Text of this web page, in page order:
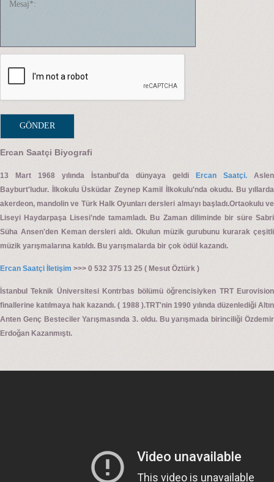
Ercan Saatçi Biyografi
13 Mart 1968 yılında İstanbul'da dünyaya geldi Ercan Saatçi. Aslen
Bayburt'ludur. İlkokulu Üsküdar Zeynep Kamil İlkokulu'nda okudu. Bu yıllarda
akerdeon, mandolin ve Türk Halk Oyunları dersleri almayı başladı.Ortaokulu ve
Liseyi Haydarpaşa Lisesi'nde tamamladı. Bu Zaman diliminde bir süre Sabri
Süha Ansen'den Keman dersleri aldı. Okulun müzik gurubunu kurarak çeşitli
müzik yarışmalarına katıldı. Bu yarışmalarda bir çok ödül kazandı.
Ercan Saatçi İletişim >>> 0 532 375 13 25 ( Mesut Öztürk )
İstanbul Teknik Üniversitesi Kontrbas bölümü öğrencisiyken TRT Eurovision
finallerine katılmaya hak kazandı. ( 1988 ).TRT'nin 1990 yılında düzenlediği Altın
Anten Genç Besteciler Yarışmasında 3. oldu. Bu yarışmada birinciliği Özdemir
Erdoğan Kazanmıştı.